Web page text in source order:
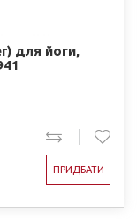
для йоги,
ПРИДБАТИ